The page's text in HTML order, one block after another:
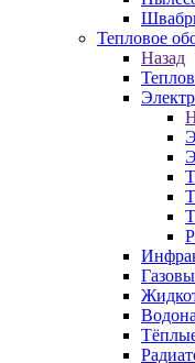
Тепловое
Назад